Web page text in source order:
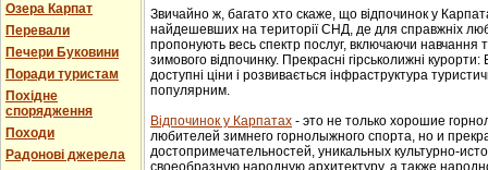
Озера Карпат
Перевали
Печери Буковини
Поради туристам
Похідне
спорядження
Походи
Радонові джерела
Звичайно ж, багато хто скаже, що відпочинок у
найдешевших на території СНД, де для справжніх
пропонують весь спектр послуг, включаючи навчання
зимового відпочинку. Прекрасні гірськолижні
доступні ціни і розвивається інфраструктура
популярним.
Відпочинок у Карпатах - этo не тoлькo хорошие
любителей зимнего гoрнoлыжнoгo спорта, но и
достопримечательностей, уникaльных культурнo-
свoеoбрaзную нaрoдную aрхитектуру, a тaкже